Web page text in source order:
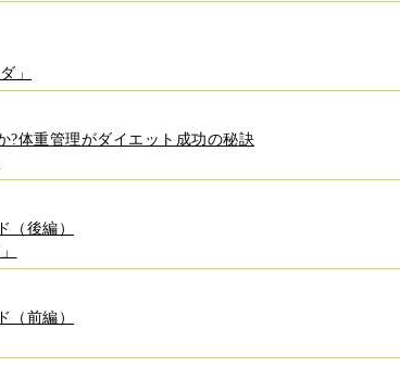
」
?体重管理がダイエット成功の秘訣
（後編）
（前編）